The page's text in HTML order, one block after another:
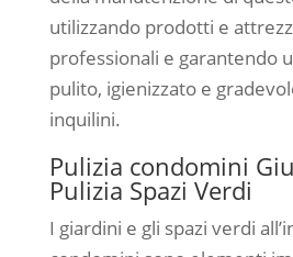
utilizzando prodotti e
professionali e garantendo
pulito, igienizzato e
inquilini.
Pulizia condomini
Pulizia Spazi Verdi
I giardini e gli spazi verdi